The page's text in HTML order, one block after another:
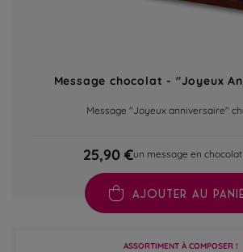
Message chocolat - "Joyeux
Message "Joyeux anniversaire"
25,90 €un message en
AJOUTER AU
ASSORTIMENT À COMPOSER !